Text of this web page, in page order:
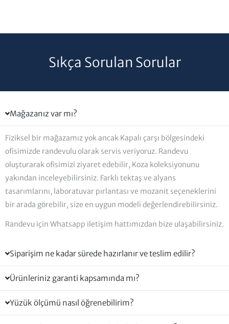
Sıkça Sorulan Sorular
Mağazanız var mı?
Fiziksel bir mağazamız yok ancak Kapalı çarşı bölgesindeki
ofisimizde randevulu olarak servis veriyoruz. Randevu
oluşturarak ofisimizi ziyaret edebilir, Koza koleksiyonunu
yakından inceleyebilirsiniz. Farklı tektaş ve alyans
tasarımlarını, laboratuvar pırlantası ve mozanit seçeneklerini
bir arada görebilir, size en uygun modeli değerlendirebilirsiniz.
Randevu için Whatsapp iletişim hattımızdan bize ulaşabilirsiniz.
Siparişim ne kadar sürede hazırlanır ve teslim edilir?
Ürünleriniz garanti kapsamında mı?
Yüzük ölçümü nasıl öğrenebilirim?